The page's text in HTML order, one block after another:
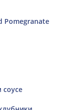
Pomegranate